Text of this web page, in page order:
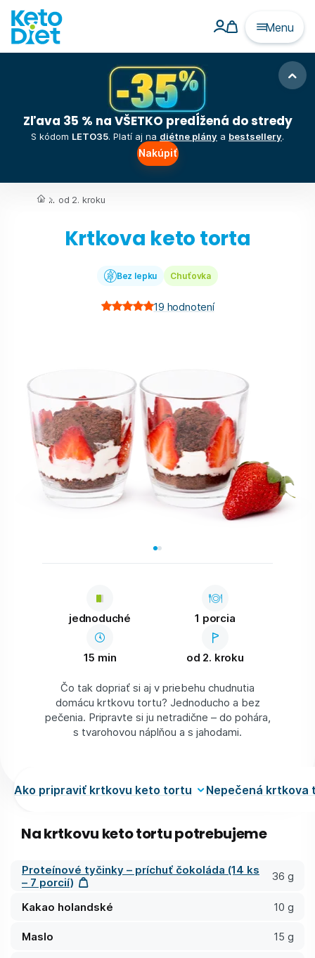
Menu
Zľava 35 % na VŠETKO predĺžená do stredy
S kódom LETO35. Platí aj na diétne plány a bestsellery.
Nakúpiť
... od 2. kroku
Krtkova keto torta
19 hodnotení
Bez lepku Chuťovka
jednoduché 1 porcia
15 min od 2. kroku
Čo tak dopriať si aj v priebehu chudnutia
domácu krtkovu tortu? Jednoducho a bez
pečenia. Pripravte si ju netradične – do pohára,
s tvarohovou náplňou a s jahodami.
Ako pripraviť krtkovu keto tortu Nepečená krtkova
Na krtkovu keto tortu potrebujeme
Proteínové tyčinky – príchuť čokoláda (14 ks
– 7 porcií)
36 g
Kakao holandské 10 g
Maslo 15 g